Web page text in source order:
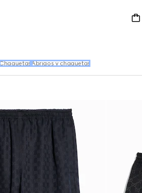
Chaquetas Abrigos y chaquetas